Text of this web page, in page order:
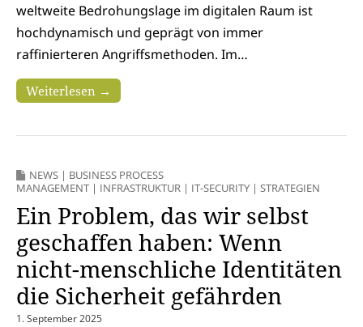
weltweite Bedrohungslage im digitalen Raum ist
hochdynamisch und geprägt von immer
raffinierteren Angriffsmethoden. Im…
Weiterlesen →
NEWS | BUSINESS PROCESS
MANAGEMENT | INFRASTRUKTUR | IT-SECURITY | STRATEGIEN
Ein Problem, das wir selbst
geschaffen haben: Wenn
nicht-menschliche Identitäten
die Sicherheit gefährden
1. September 2025